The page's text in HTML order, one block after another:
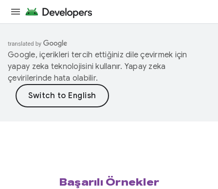
Google, içerikleri tercih ettiğiniz dile çevirmek için
yapay zeka teknolojisini kullanır. Yapay zeka
çevirilerinde hata olabilir.
Başarılı Örnekler